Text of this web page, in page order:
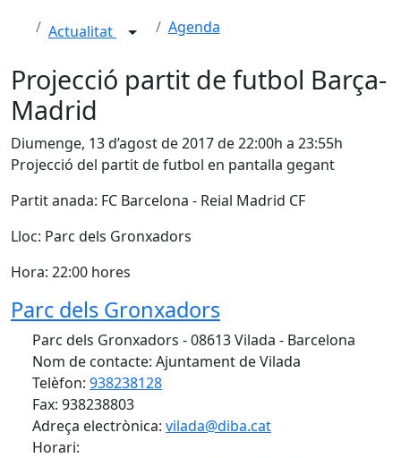
Actualitat Agenda
Projecció partit de futbol Barça-
Madrid
Diumenge, 13 d’agost de 2017 de 22:00h a 23:55h
Projecció del partit de futbol en pantalla gegant
Partit anada: FC Barcelona - Reial Madrid CF
Lloc: Parc dels Gronxadors
Hora: 22:00 hores
Parc dels Gronxadors
Parc dels Gronxadors - 08613 Vilada - Barcelona
Nom de contacte: Ajuntament de Vilada
Telèfon: 938238128
Fax: 938238803
Adreça electrònica: vilada@diba.cat
Horari: